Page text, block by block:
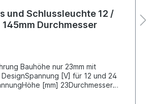
und Schlussleuchte 12 /
145mm Durchmesser
Bauhöhe nur 23mm mit
[V] für 12 und 24
[mm] 23Durchmesser